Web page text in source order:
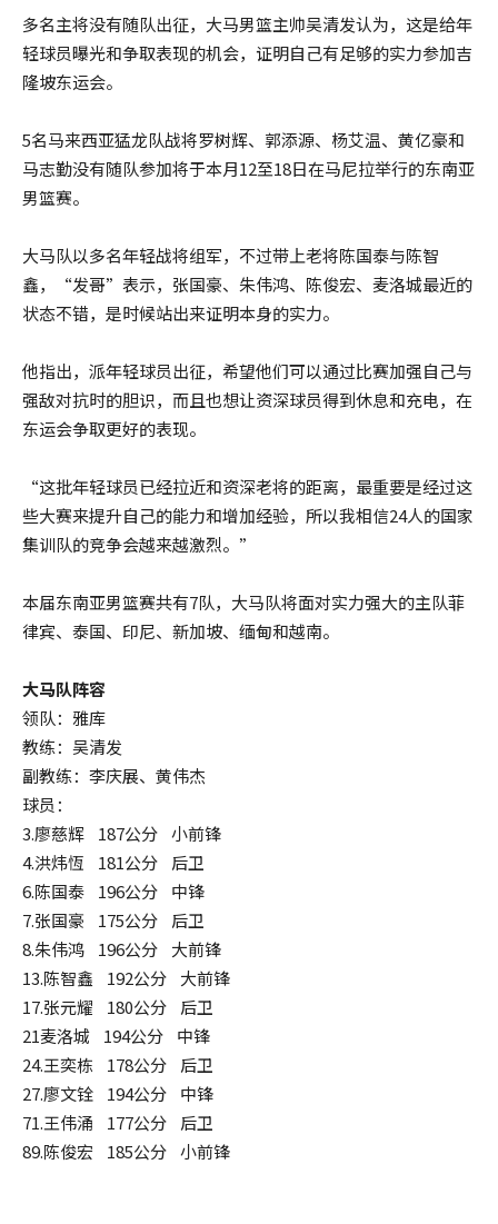
多名主将没有随队出征，大马男篮主帅吴清发认为，这是给年
轻球员曝光和争取表现的机会，证明自己有足够的实力参加吉
隆坡东运会。
5名马来西亚猛龙队战将罗树辉、郭添源、杨艾温、黄亿豪和
马志勤没有随队参加将于本月12至18日在马尼拉举行的东南亚
男篮赛。
大马队以多名年轻战将组军，不过带上老将陈国泰与陈智
鑫，“发哥”表示，张国豪、朱伟鸿、陈俊宏、麦洛城最近的
状态不错，是时候站出来证明本身的实力。
他指出，派年轻球员出征，希望他们可以通过比赛加强自己与
强敌对抗时的胆识，而且也想让资深球员得到休息和充电，在
东运会争取更好的表现。
“这批年轻球员已经拉近和资深老将的距离，最重要是经过这
些大赛来提升自己的能力和增加经验，所以我相信24人的国家
集训队的竞争会越来越激烈。”
本届东南亚男篮赛共有7队，大马队将面对实力强大的主队菲
律宾、泰国、印尼、新加坡、缅甸和越南。
大马队阵容
领队：雅库
教练：吴清发
副教练：李庆展、黄伟杰
球员：
3.廖慈辉 187公分 小前锋
4.洪炜恆 181公分 后卫
6.陈国泰 196公分 中锋
7.张国豪 175公分 后卫
8.朱伟鸿 196公分 大前锋
13.陈智鑫 192公分 大前锋
17.张元耀 180公分 后卫
21麦洛城 194公分 中锋
24.王奕栋 178公分 后卫
27.廖文铨 194公分 中锋
71.王伟涌 177公分 后卫
89.陈俊宏 185公分 小前锋